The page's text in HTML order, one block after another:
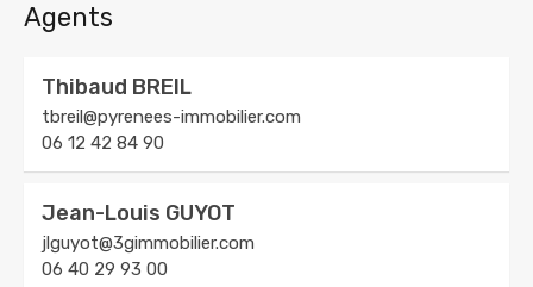
Agents
Thibaud BREIL
tbreil@pyrenees-immobilier.com
06 12 42 84 90
Jean-Louis GUYOT
jlguyot@3gimmobilier.com
06 40 29 93 00